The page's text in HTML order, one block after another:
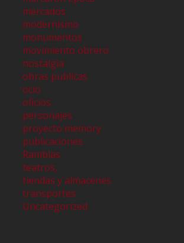
mercados
modernismo
monumentos
movimiento obrero
nostalgia
obras publicas
ocio
oficios
personajes
proyecto memory
publicaciones
Ramblas
teatros,
tiendas y almacenes
transportes
Uncategorized